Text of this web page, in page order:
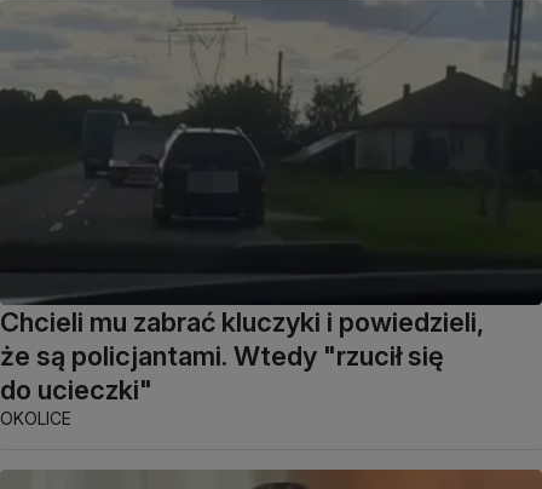
Chcieli mu zabrać kluczyki i powiedzieli,
że są policjantami. Wtedy "rzucił się
do ucieczki"
OKOLICE